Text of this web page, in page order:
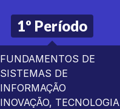
1º Período
FUNDAMENTOS DE
SISTEMAS DE
INFORMAÇÃO
INOVAÇÃO, TECNOLOGIA